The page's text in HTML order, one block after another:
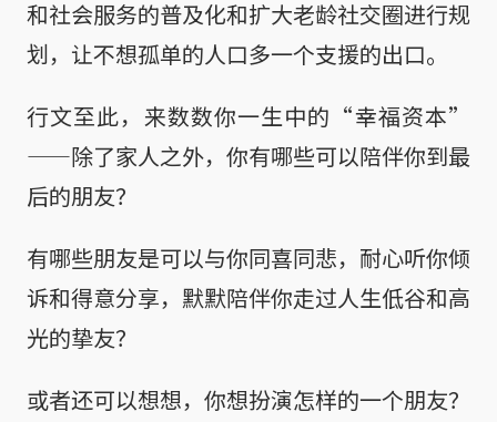
和社会服务的普及化和扩大老龄社交圈进行规
划，让不想孤单的人口多一个支援的出口。
行文至此，来数数你一生中的“幸福资本”
——除了家人之外，你有哪些可以陪伴你到最
后的朋友？
有哪些朋友是可以与你同喜同悲，耐心听你倾
诉和得意分享，默默陪伴你走过人生低谷和高
光的挚友？
或者还可以想想，你想扮演怎样的一个朋友？